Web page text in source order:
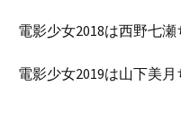
電影少女2018は西野七瀬
電影少女2019は山下美月